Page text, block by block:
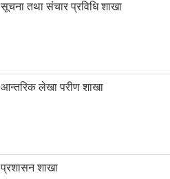
सूचना तथा संचार प्रविधि शाखा
आन्तरिक लेखा परीण शाखा
प्रशासन शाखा